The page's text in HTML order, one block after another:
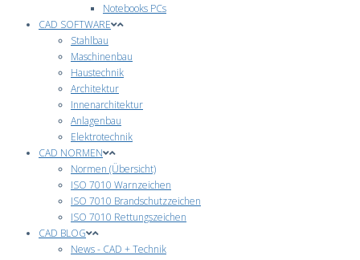
Notebooks PCs
CAD SOFTWARE
Stahlbau
Maschinenbau
Haustechnik
Architektur
Innenarchitektur
Anlagenbau
Elektrotechnik
CAD NORMEN
Normen (Übersicht)
ISO 7010 Warnzeichen
ISO 7010 Brandschutzzeichen
ISO 7010 Rettungszeichen
CAD BLOG
News - CAD + Technik